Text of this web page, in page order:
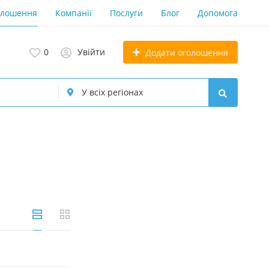
Компанії Послуги Блог Допомога
0 Увійти Додати оголошення